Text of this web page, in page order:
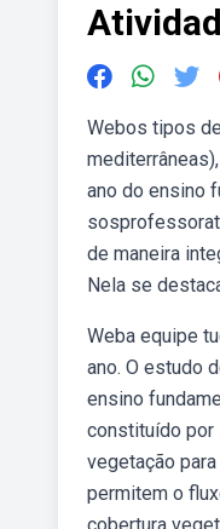
Webos tipos
ano do ensino
de maneira
Nela se
Weba equipe
ano. O estudo
ensino
constituído por
vegetação
permitem o